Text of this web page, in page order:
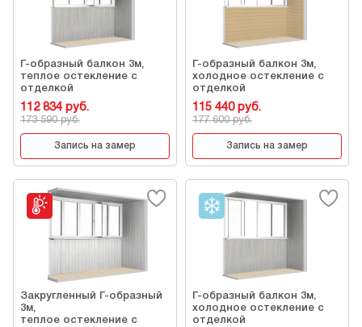
Г-образный балкон 3м,
теплое остекление с
отделкой
112 834 руб.
173 590 руб.
Запись на замер
Г-образный балкон 3м,
холодное остекление с
отделкой
115 440 руб.
177 600 руб.
Запись на замер
Закругленный Г-образный
3м,
теплое остекление с
Г-образный балкон 3м,
холодное остекление с
отделкой